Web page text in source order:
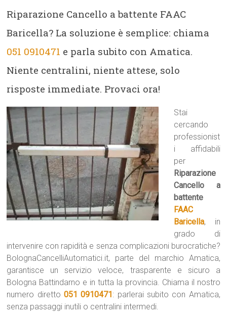
Riparazione Cancello a battente FAAC
Baricella? La soluzione è semplice: chiama
051 0910471 e parla subito con Amatica.
Niente centralini, niente attese, solo
risposte immediate. Provaci ora!
Stai
cercando
professionist
i affidabili
per
Riparazione
Cancello a
battente
FAAC
Baricella, in
grado di
intervenire con rapidità e senza complicazioni burocratiche?
BolognaCancelliAutomatici.it, parte del marchio Amatica,
garantisce un servizio veloce, trasparente e sicuro a
Bologna Battindarno e in tutta la provincia. Chiama il nostro
numero diretto051 0910471: parlerai subito con Amatica,
senza passaggi inutili o centralini intermedi.